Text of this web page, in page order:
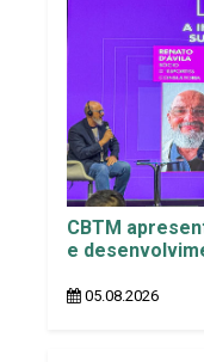
CBTM
e
05.08.2026